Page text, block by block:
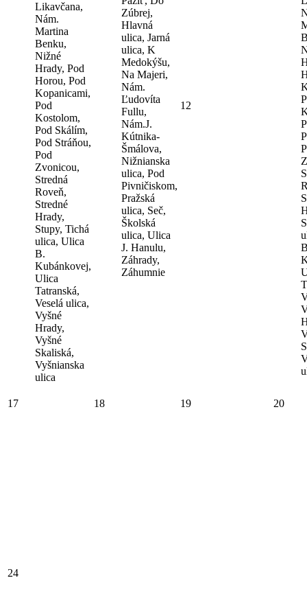
Likavčana,
Nám.
Martina
Benku,
Nižné
Hrady, Pod
Horou, Pod
Kopanicami,
Pod
Kostolom,
Pod Skálím,
Pod Stráňou,
Pod
Zvonicou,
Stredná
Roveň,
Stredné
Hrady,
Stupy, Tichá
ulica, Ulica
B.
Kubánkovej,
Ulica
Tatranská,
Veselá ulica,
Vyšné
Hrady,
Vyšné
Skaliská,
Vyšnianska
ulica
Zúbrej,
Hlavná
ulica, Jarná
ulica, K
Medokýšu,
Na Majeri,
Nám.
Ľudovíta
Fullu,
Nám.J.
Kútnika-
Šmálova,
Nižnianska
ulica, Pod
Pivničiskom,
Pražská
ulica, Seč,
Školská
ulica, Ulica
J. Hanulu,
Záhrady,
Záhumnie
12
17 18 19 20
24